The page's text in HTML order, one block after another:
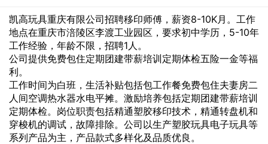
凯高玩具重庆有限公司招聘移印师傅，薪资8-10K月。工作
地点在重庆市涪陵区李渡工业园区，要求初中学历，5-10年
工作经验，年龄不限，招聘1人。
公司提供免费包住定期团建带薪培训定期体检五险一金等福
利。
工作时间为白班，生活补贴包括包工作餐免费包住夫妻房二
人间空调热水器水电平摊。激励培养包括定期团建带薪培训
定期体检。岗位职责包括精通塑胶移印技术，精通转盘机和
穿梭机的调试，故障排除。公司以生产塑胶玩具电子玩具等
系列产品为主，产品款式多样化及品质优良。